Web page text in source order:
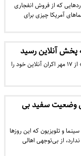
«موآنا ۲» و رکوردهایی که از فروش انفجاری
آمریکا چیزی برای
فیلم کمدی «خجالت نکش ۲» از ۱۷ مهر اکران آنلاین خود را
وضعیت سفید بی
و تلویزیون که این روزها
از بی‌توجهی اهالی